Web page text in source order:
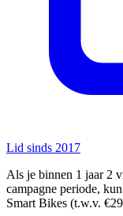
Lid sinds 2017
Als je binnen 1 jaar 2
campagne periode,
Smart Bikes (t.w.v.